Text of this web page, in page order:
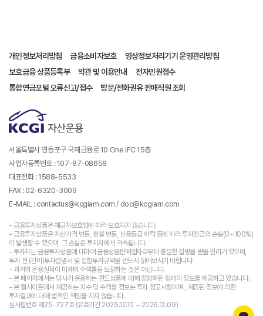
개인정보처리방침 금융소비자보호
영상정보처리기기 운영관리방침
보호금융 상품등록부
약관 및 이용안내
전자민원접수
통합연금포털 오류신고/접수
방문/전화권유 판매직원 조회
서울특별시 영등포구 국제금융로 10 One IFC 15층
사업자등록번호 : 107-87-08658
대표전화 : 1588-5533
FAX : 02-6320-3009
E-MAIL : contactus@kcgiam.com / doc@kcgiam.com
- 금융투자상품은 예금자보호법에 따라 보호되지 않습니다.
- 금융투자상품은 자산가격 변동, 환율 변동, 신용등급 하락 등에 따라 투자원금의 손실(0~100%)
이 발생할 수 있으며, 그 손실은 투자자에게 귀속됩니다.
- 투자자는 금융투자상품에 대하여 금융상품판매업자로부터 충분한 설명을 받을 권리가 있으며,
투자 전 (간이)투자설명서 및 집합투자규약을 반드시 읽어보시기 바랍니다
- 과거의 운용실적이 미래의 수익률을 보장하는 것은 아닙니다.
- 본 페이지에서는 당사가 운용하는 펀드상품에 대해 정형화된 형태의 정보를 제공하고 있습니다.
- 본 웹사이트에서 제공하는 지수 및 수익률 정보는 투자 참고사항이며 , 제공된 정보에 의한
투자결과에 대해 법적인 책임을 지지 않습니다.
심사필번호 제25-727호 (유효기간 2025.12.10 ~ 2026.12.09)